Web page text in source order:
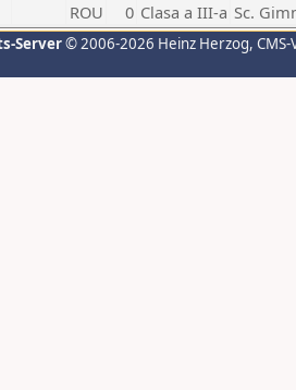
ROU 0 Clasa a III-a Sc.
Server© 2006-2026 Heinz Herzog,